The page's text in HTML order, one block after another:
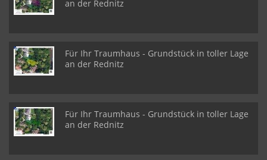
an der Rednitz
Für Ihr Traumhaus - Grundstück in toller Lage
an der Rednitz
Für Ihr Traumhaus - Grundstück in toller Lage
an der Rednitz